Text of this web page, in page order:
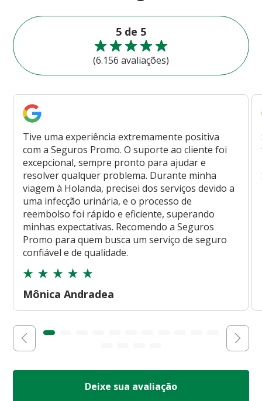
5 de 5
(6.156 avaliações)
Tive uma experiência extremamente positiva
com a Seguros Promo. O suporte ao cliente foi
excepcional, sempre pronto para ajudar e
resolver qualquer problema. Durante minha
viagem à Holanda, precisei dos serviços devido a
uma infecção urinária, e o processo de
reembolso foi rápido e eficiente, superando
minhas expectativas. Recomendo a Seguros
Promo para quem busca um serviço de seguro
confiável e de qualidade.
Mônica Andradea
Deixe sua avaliação